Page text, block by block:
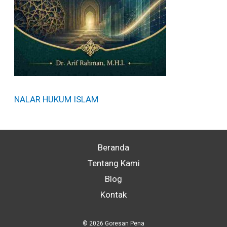
NALAR HUKUM ISLAM
Beranda
Tentang Kami
Blog
Kontak
© 2026 Goresan Pena